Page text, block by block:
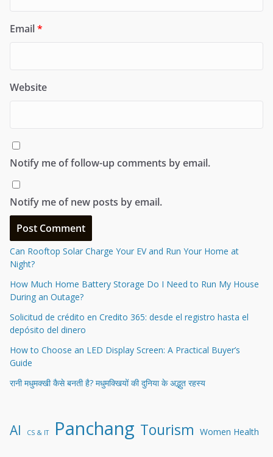
Email*
Website
Notify me of follow-up comments by email.
Notify me of new posts by email.
Can Rooftop Solar Charge Your EV and Run Your Home at
Night?
How Much Home Battery Storage Do I Need to Run My House
During an Outage?
Solicitud de crédito en Credito 365: desde el registro hasta el
depósito del dinero
How to Choose an LED Display Screen: A Practical Buyer’s
Guide
रानी मधुमक्खी कैसे बनती है? मधुमक्खियों की दुनिया के अद्भुत रहस्य
AI CS & IT Panchang Tourism Women Health